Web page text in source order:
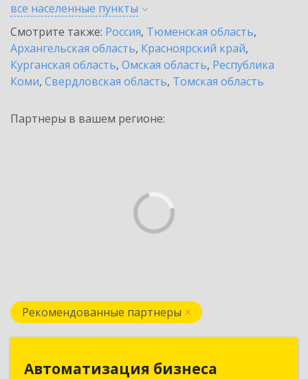
все населенные пункты
Смотрите также: Россия, Тюменская область,
Архангельская область, Красноярский край,
Курганская область, Омская область, Республика
Коми, Свердловская область, Томская область
Партнеры в вашем регионе:
Рекомендованные партнеры
Автоматизация бизнеса
Автоматизация бизнеса